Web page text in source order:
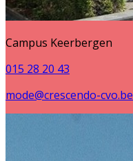
Campus Keerbergen
015 28 20 43
mode@crescendo-cvo.be